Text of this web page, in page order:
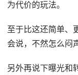
为代价的玩法。
至于比这还简单、
会说，不然怎么闷
另外再说下曝光和